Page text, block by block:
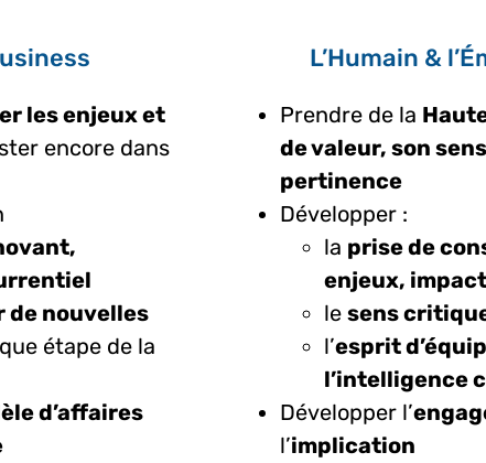
les enjeux et
encore dans
de nouvelles
étape de la
d’affaires
L’Humain &
Prendre de la
de valeur, son
pertinence
Développer :
la prise de
enjeux,
le sens
l’esprit
l’intelligence
Développer l’
l’implication